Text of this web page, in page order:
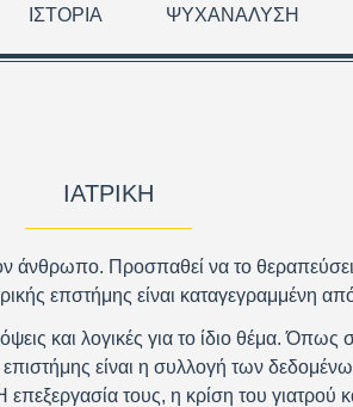
ΙΣΤΟΡΊΑ ΨΥΧΑΝΆΛΥΣΗ
ΙΑΤΡΙΚΉ
άνθρωπο. Προσπαθεί να το
επστήμης είναι καταγεγραμμένη
και λογικές για το ίδιο θέμα. Όπως
είναι η συλλογή των
επεξεργασία τους, η κρίση του γιατρού